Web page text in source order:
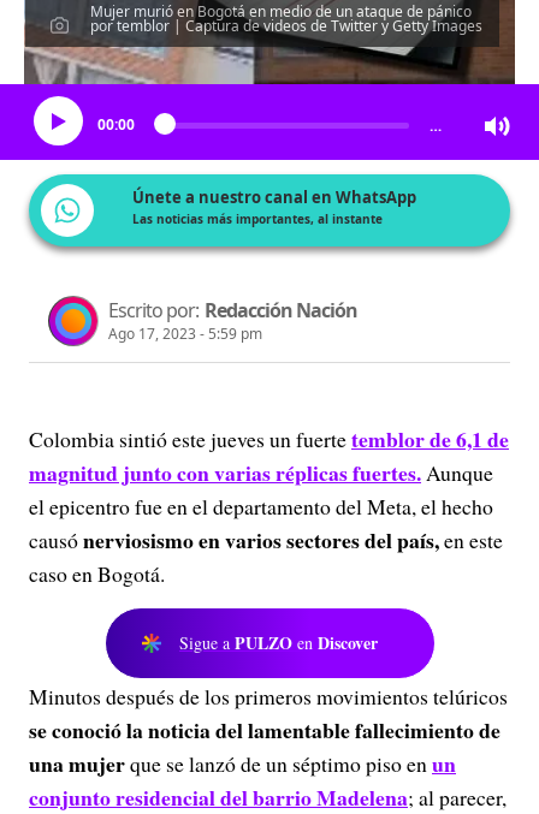
Mujer murió en Bogotá en medio de un ataque de pánico
por temblor | Captura de videos de Twitter y Getty Images
Escucha el artículo
00:00 …
Únete a nuestro canal en WhatsApp
Las noticias más importantes, al instante
Escrito por: Redacción Nación
Ago 17, 2023 - 5:59 pm
Colombia sintió este jueves un fuertetemblor de 6,1 de
magnitud junto con varias réplicas fuertes.Aunque
el epicentro fue en el departamento del Meta, el hecho
causónerviosismo en varios sectores del país,en este
caso en Bogotá.
Sigue a PULZO en Discover
Minutos después de los primeros movimientos telúricos
se conoció la noticia del lamentable fallecimiento de
una mujerque se lanzó de un séptimo piso enun
conjunto residencial del barrio Madelena; al parecer,